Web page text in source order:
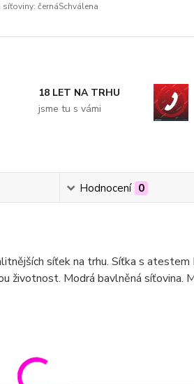
černáSchválena
18 LET NA TRHU
jsme tu s vámi
Hodnocení 0
síťek na trhu. Síťka s
životnost. Modrá bavlněná síťovina.